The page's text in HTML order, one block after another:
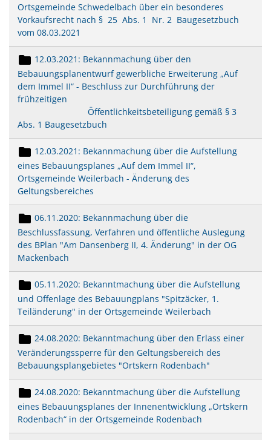
Ortsgemeinde Schwedelbach über ein besonderes
Vorkaufsrecht nach § 25 Abs. 1 Nr. 2 Baugesetzbuch
vom 08.03.2021
12.03.2021: Bekannmachung über den
Bebauungsplanentwurf gewerbliche Erweiterung „Auf
dem Immel II“ - Beschluss zur Durchführung der
frühzeitigen
Öffentlichkeitsbeteiligung gemäß § 3
Abs. 1 Baugesetzbuch
12.03.2021: Bekannmachung über die Aufstellung
eines Bebauungsplanes „Auf dem Immel II“,
Ortsgemeinde Weilerbach - Änderung des
Geltungsbereiches
06.11.2020: Bekannmachung über die
Beschlussfassung, Verfahren und öffentliche Auslegung
des BPlan "Am Dansenberg II, 4. Änderung" in der OG
Mackenbach
05.11.2020: Bekanntmachung über die Aufstellung
und Offenlage des Bebauungplans "Spitzäcker, 1.
Teiländerung" in der Ortsgemeinde Weilerbach
24.08.2020: Bekanntmachung über den Erlass einer
Veränderungssperre für den Geltungsbereich des
Bebauungsplangebietes "Ortskern Rodenbach"
24.08.2020: Bekanntmachung über die Aufstellung
eines Bebauungsplanes der Innenentwicklung „Ortskern
Rodenbach“ in der Ortsgemeinde Rodenbach